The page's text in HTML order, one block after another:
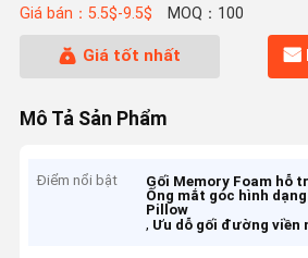
Giá bán：5.5$-9.5$ MOQ：100
Giá tốt nhất
Mô Tả Sản Phẩm
Điểm nổi bật Gối Memory Foam hỗ
Ống mắt góc hình
Pillow
, Ưu dỗ gối đường viền